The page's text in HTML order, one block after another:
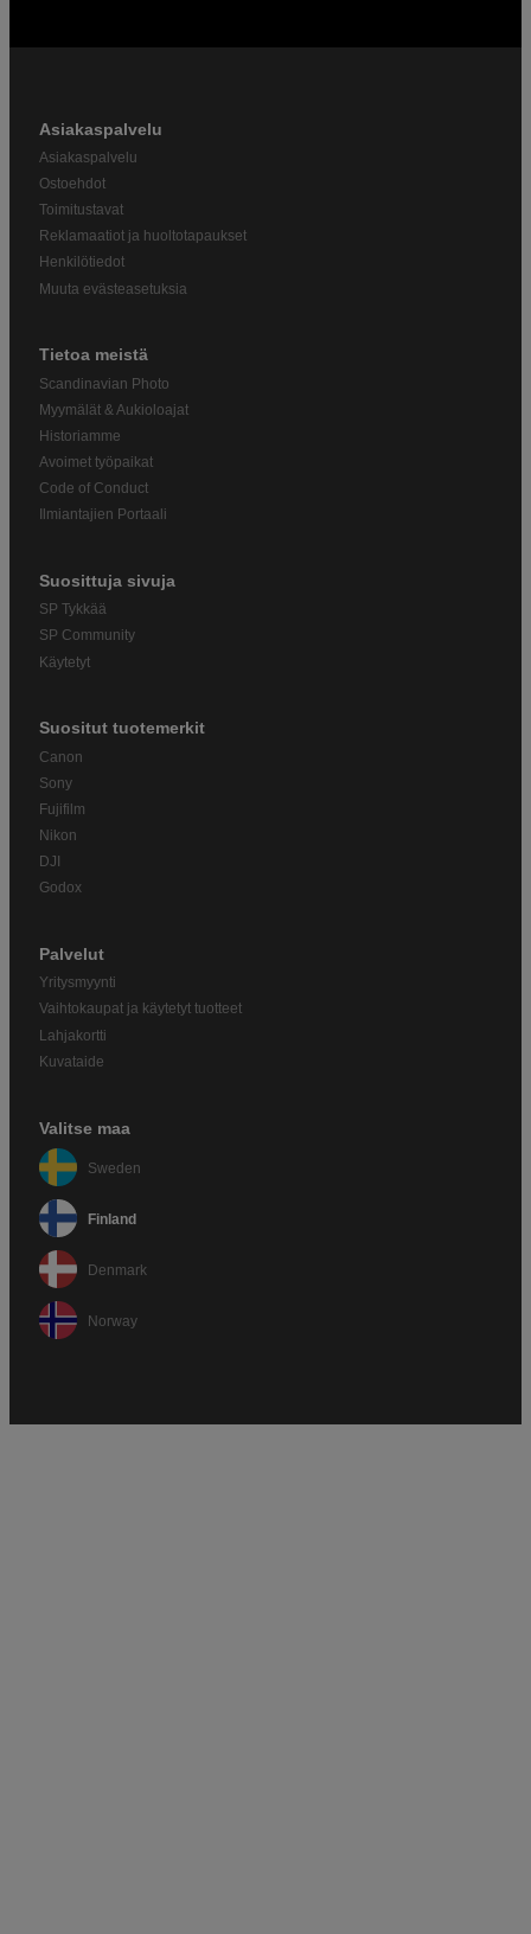
Asiakaspalvelu
Asiakaspalvelu
Ostoehdot
Toimitustavat
Reklamaatiot ja huoltotapaukset
Henkilötiedot
Muuta evästeasetuksia
Tietoa meistä
Scandinavian Photo
Myymälät & Aukioloajat
Historiamme
Avoimet työpaikat
Code of Conduct
Ilmiantajien Portaali
Suosittuja sivuja
SP Tykkää
SP Community
Käytetyt
Suositut tuotemerkit
Canon
Sony
Fujifilm
Nikon
DJI
Godox
Palvelut
Yritysmyynti
Vaihtokaupat ja käytetyt tuotteet
Lahjakortti
Kuvataide
Valitse maa
Sweden
Finland
Denmark
Norway